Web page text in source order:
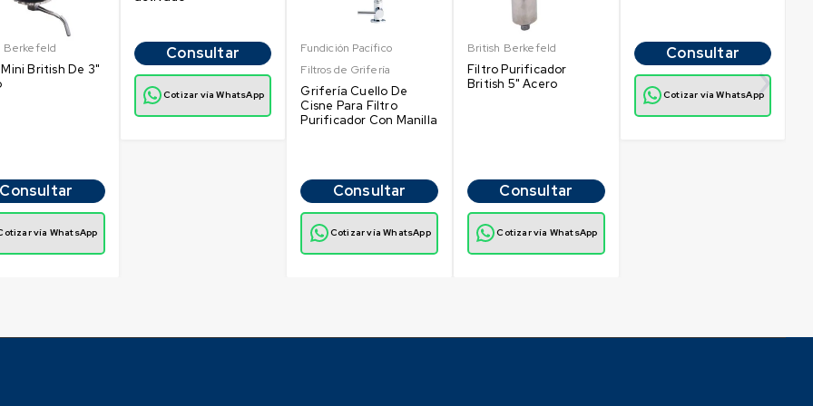
Berkefeld
British De 3"
Consultar
vía WhatsApp
Consultar
Cotizar vía WhatsApp
Fundición Pacífico
Filtros de Grifería
Grifería Cuello De
Cisne Para Filtro
Purificador Con Manilla
Consultar
Cotizar vía WhatsApp
British Berkefeld
Filtro Purificador
British 5" Acero
Consultar
Cotizar vía WhatsApp
Consultar
Cotizar vía WhatsApp